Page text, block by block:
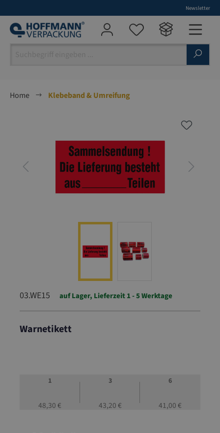
Newsletter
Home
Klebeband & Umreifung
03.WE15 auf Lager, Lieferzeit 1 - 5 Werktage
Warnetikett
1
48,30 €
3
43,20 €
6
41,00 €